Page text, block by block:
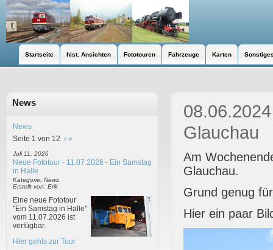
Startseite hist. Ansichten Fototouren Fahrzeuge Karten
News
News
Seite 1 von 12 › »
Juli 11, 2026
Neue Fototour - 11.07.2026 - Ein Samstag
in Halle
Kategorie: News
Erstellt von: Erik
Eine neue Fototour
"Ein Samstag in Halle"
vom 11.07.2026 ist
verfügbar.
Hier gehts zur Tour
Glauchau
Am
Glauchau.
Grund genug
Hier ein paar